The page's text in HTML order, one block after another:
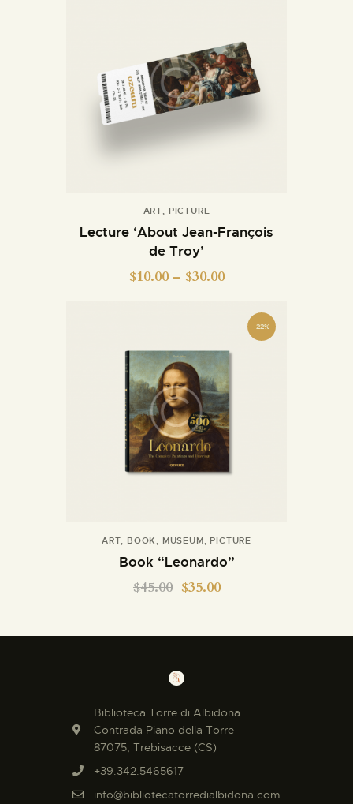
ART, PICTURE
Lecture ‘About Jean-François
de Troy’
$10.00– $30.00
-22%
ART, BOOK , MUSEUM,PICTURE
Book “Leonardo”
$45.00 $35.00
Biblioteca Torre di Albidona
Contrada Piano della Torre
87075, Trebisacce (CS)
+39.342.5465617
info@bibliotecatorredialbidona.com